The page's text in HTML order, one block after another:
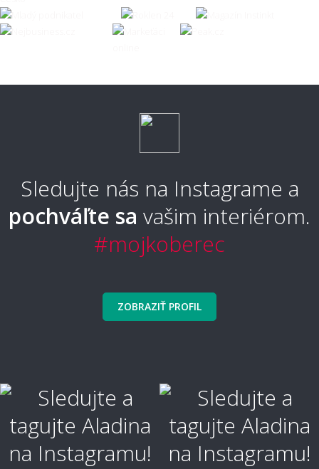
zvyškami, keď sa rola zužuje?
Je možné si nechať metrážny koberec obšiť?
Aké široké roly metrážneho koberca
svojpomocne?
Ako koberec položiť a ukotviť?
potrebujem?
Je potrebné nechať koberec pred pokládkou
Sledujte nás na Instagrame a
pochváľte sa vašim interiérom.
#mojkoberec
ZOBRAZIŤ PROFIL